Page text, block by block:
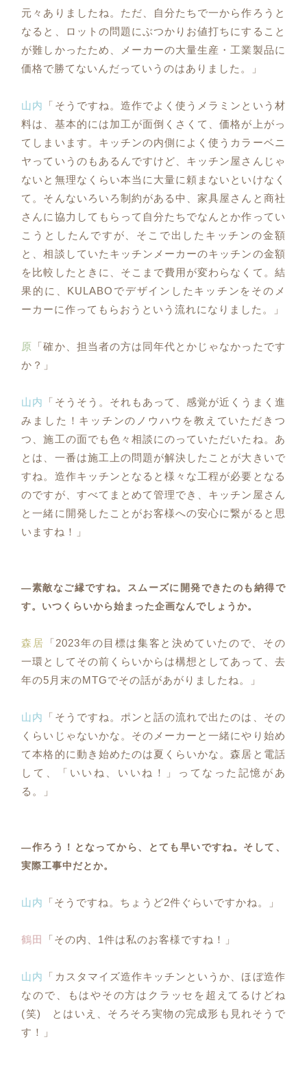
元々ありましたね。ただ、自分たちで一から作ろうと
なると、ロットの問題にぶつかりお値打ちにすること
が難しかったため、メーカーの大量生産・工業製品に
価格で勝てないんだっていうのはありました。」
山内
「そうですね。造作でよく使うメラミンという材
料は、基本的には加工が面倒くさくて、価格が上がっ
てしまいます。キッチンの内側によく使うカラーベニ
ヤっていうのもあるんですけど、キッチン屋さんじゃ
ないと無理なくらい本当に大量に頼まないといけなく
て。そんないろいろ制約がある中、家具屋さんと商社
さんに協力してもらって自分たちでなんとか作ってい
こうとしたんですが、そこで出したキッチンの金額
と、相談していたキッチンメーカーのキッチンの金額
を比較したときに、そこまで費用が変わらなくて。結
果的に、KULABOでデザインしたキッチンをそのメ
ーカーに作ってもらおうという流れになりました。」
原
「確か、担当者の方は同年代とかじゃなかったです
か？」
山内
「そうそう。それもあって、感覚が近くうまく進
みました！キッチンのノウハウを教えていただきつ
つ、施工の面でも色々相談にのっていただいたね。あ
とは、一番は施工上の問題が解決したことが大きいで
すね。造作キッチンとなると様々な工程が必要となる
のですが、すべてまとめて管理でき、キッチン屋さん
と一緒に開発したことがお客様への安心に繋がると思
いますね！」
―素敵なご縁ですね。スムーズに開発できたのも納得で
す。いつくらいから始まった企画なんでしょうか。
森居 「2023年の目標は集客と決めていたので、その
一環としてその前くらいからは構想としてあって、去
年の5月末のMTGでその話があがりましたね。」
山内
「そうですね。ポンと話の流れで出たのは、その
くらいじゃないかな。そのメーカーと一緒にやり始め
て本格的に動き始めたのは夏くらいかな。森居と電話
して、「いいね、いいね！」ってなった記憶があ
る。」
―作ろう！となってから、とても早いですね。そして、
実際工事中だとか。
山内 「そうですね。ちょうど2件ぐらいですかね。」
鶴田 「その内、1件は私のお客様ですね！」
山内
「カスタマイズ造作キッチンというか、ほぼ造作
なので、もはやその方はクラッセを超えてるけどね
(笑) とはいえ、そろそろ実物の完成形も見れそうで
す！」